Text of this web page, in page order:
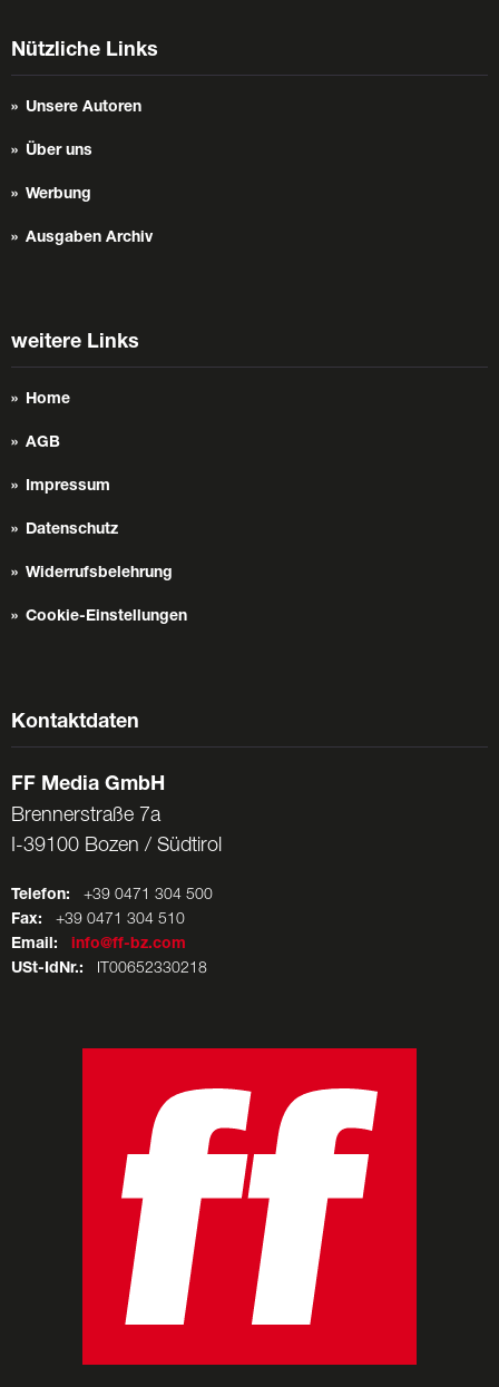
Nützliche Links
Unsere Autoren
Über uns
Werbung
Ausgaben Archiv
weitere Links
Home
AGB
Impressum
Datenschutz
Widerrufsbelehrung
Cookie-Einstellungen
Kontaktdaten
FF Media GmbH
Brennerstraße 7a
I-39100 Bozen / Südtirol
Telefon: +39 0471 304 500
Fax: +39 0471 304 510
Email:
info@ff-bz.com
USt-IdNr.: IT00652330218